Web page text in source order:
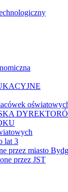
lat 3
przez miasto
przez JST